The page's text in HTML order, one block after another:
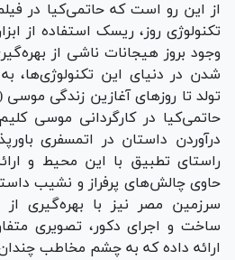
از این رو است که حاتمی‌کیا در
تکنولوژی روز، ریسک استفاده از
وجود بروز هیجانات ناشی از
شدن در دنیای این تکنولوژی‌ها،
تولد تا روزهای آغازین زندگی
حاتمی‌کیا در کارگردانی موسی
درآوردن داستان در اتمسفری
راستای تطبیق با این محیط و
حاوی چالش‌‌های پرفراز و نشیب
سرزمین مصر نیز با بهره‌گیری از
ساخت و اجرای دکور، تصویری
ارائه داده که به چشم مخاطب